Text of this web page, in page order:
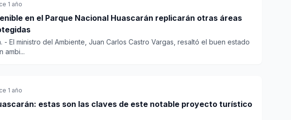
1 año
en el Parque Nacional Huascarán replicarán otras áreas
- El ministro del Ambiente, Juan Carlos Castro Vargas, resaltó el buen estado
ambi...
1 año
estas son las claves de este notable proyecto turístico